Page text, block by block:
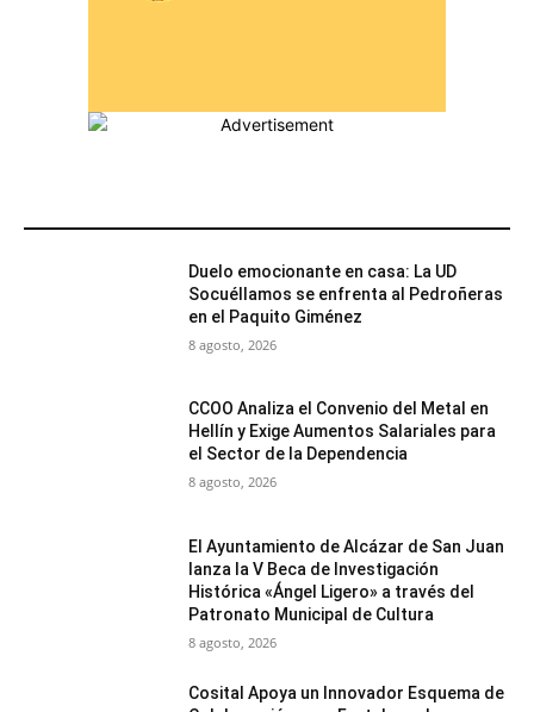
Duelo emocionante en casa: La UD
Socuéllamos se enfrenta al Pedroñeras
en el Paquito Giménez
8 agosto, 2026
CCOO Analiza el Convenio del Metal en
Hellín y Exige Aumentos Salariales para
el Sector de la Dependencia
8 agosto, 2026
El Ayuntamiento de Alcázar de San Juan
lanza la V Beca de Investigación
Histórica «Ángel Ligero» a través del
Patronato Municipal de Cultura
8 agosto, 2026
Cosital Apoya un Innovador Esquema de